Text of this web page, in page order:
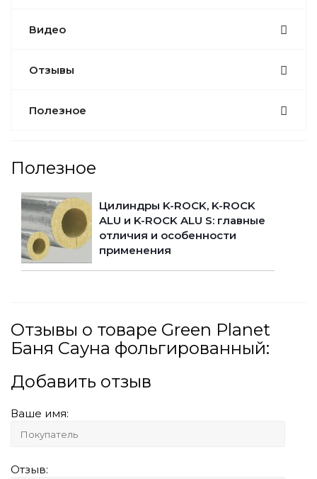
Видео
Отзывы
Полезное
Полезное
Цилиндры K-ROCK, K-ROCK
ALU и K-ROCK ALU S: главные
отличия и особенности
применения
Отзывы о товаре Green Planet
Баня Сауна фольгированный:
Добавить отзыв
Ваше имя:
Отзыв: